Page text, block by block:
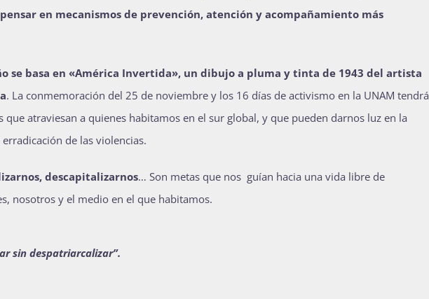
en mecanismos de prevención, atención y acompañamiento más
se basa en «América Invertida», un dibujo a pluma y tinta de 1943 del artista
. La conmemoración del 25 de noviembre y los 16 días de activismo en la UNAM tendrá
que atraviesan a quienes habitamos en el sur global, y que pueden darnos luz en la
de las violencias.
descapitalizarnos… Son metas que nos guían hacia una vida libre de
nosotros y el medio en el que habitamos.
sin despatriarcalizar”.